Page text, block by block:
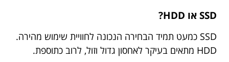
SSD או HDD?
SSD כמעט תמיד הבחירה הנכונה לחוויית שימוש מהירה.
HDD מתאים בעיקר לאחסון גדול וזול, לרוב כתוספת.